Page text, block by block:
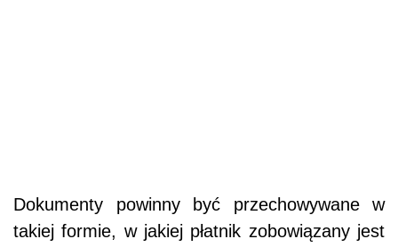
Dokumenty powinny być przechowywane w
takiej formie, w jakiej płatnik zobowiązany jest